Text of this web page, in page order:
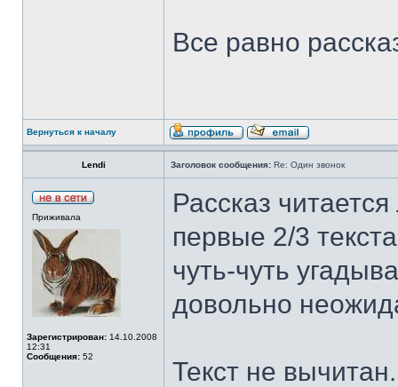
Все равно
Вернуться к началу
Lendi Заголовок сообщения: Re: Один звонок
Приживала
Зарегистрирован: 14.10.2008
12:31
Сообщения: 52
Рассказ
первые 2/3
чуть-чуть
довольно
Текст не